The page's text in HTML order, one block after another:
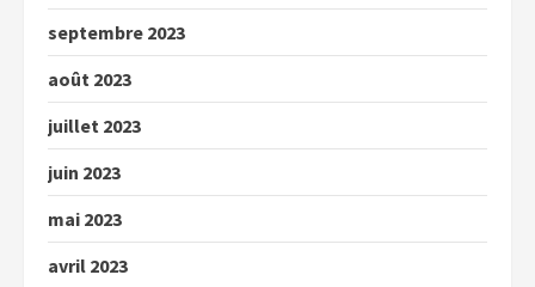
septembre 2023
août 2023
juillet 2023
juin 2023
mai 2023
avril 2023